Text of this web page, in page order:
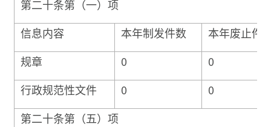
第二十条第（一）项
信息内容
本年制发件数
本年废止件
规章
0
0
行政规范性文件
0
0
第二十条第（五）项